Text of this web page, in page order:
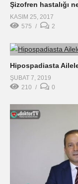
Şizofren hastalığı
KASIM 25, 2017
575
2
Hipospadiasta
ŞUBAT 7, 2019
210
0